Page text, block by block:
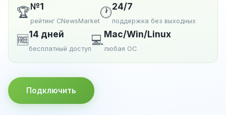
🏆№1
рейтинг CNewsMarket
🕐24/7
поддержка без выходных
🆓14 дней
бесплатный доступ
💻Mac/Win/Linux
любая ОС
Подключить